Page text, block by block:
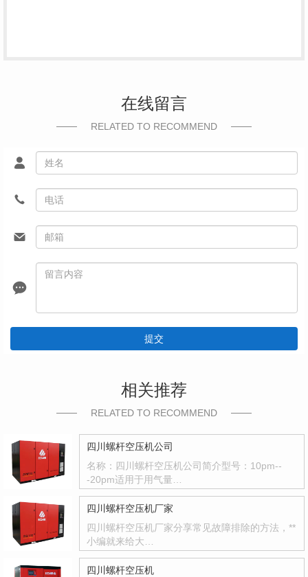
在线留言
RELATED TO RECOMMEND
提交
相关推荐
RELATED TO RECOMMEND
四川螺杆空压机公司
名称：四川螺杆空压机公司简介型号：10pm--
-20pm适用于用气量…
四川螺杆空压机厂家
四川螺杆空压机厂家分享常见故障排除的方法，**
小编就来给大…
四川螺杆空压机